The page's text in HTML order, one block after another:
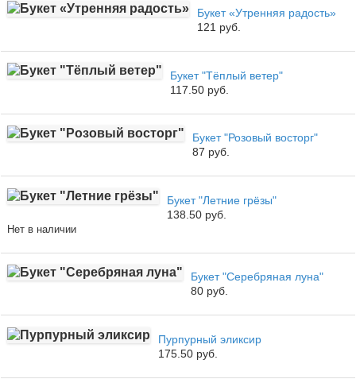
Букет «Утренняя радость»
121 руб.
Букет "Тёплый ветер"
117.50 руб.
Букет "Розовый восторг"
87 руб.
Букет "Летние грёзы"
138.50 руб.
Нет в наличии
Букет "Серебряная луна"
80 руб.
Пурпурный эликсир
175.50 руб.